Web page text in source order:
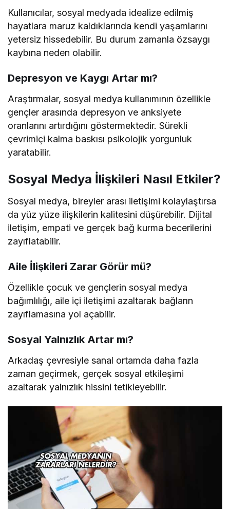
Kullanıcılar, sosyal medyada idealize edilmiş
hayatlara maruz kaldıklarında kendi yaşamlarını
yetersiz hissedebilir. Bu durum zamanla özsaygı
kaybına neden olabilir.
Depresyon ve Kaygı Artar mı?
Araştırmalar, sosyal medya kullanımının özellikle
gençler arasında depresyon ve anksiyete
oranlarını artırdığını göstermektedir. Sürekli
çevrimiçi kalma baskısı psikolojik yorgunluk
yaratabilir.
Sosyal Medya İlişkileri Nasıl Etkiler?
Sosyal medya, bireyler arası iletişimi kolaylaştırsa
da yüz yüze ilişkilerin kalitesini düşürebilir. Dijital
iletişim, empati ve gerçek bağ kurma becerilerini
zayıflatabilir.
Aile İlişkileri Zarar Görür mü?
Özellikle çocuk ve gençlerin sosyal medya
bağımlılığı, aile içi iletişimi azaltarak bağların
zayıflamasına yol açabilir.
Sosyal Yalnızlık Artar mı?
Arkadaş çevresiyle sanal ortamda daha fazla
zaman geçirmek, gerçek sosyal etkileşimi
azaltarak yalnızlık hissini tetikleyebilir.